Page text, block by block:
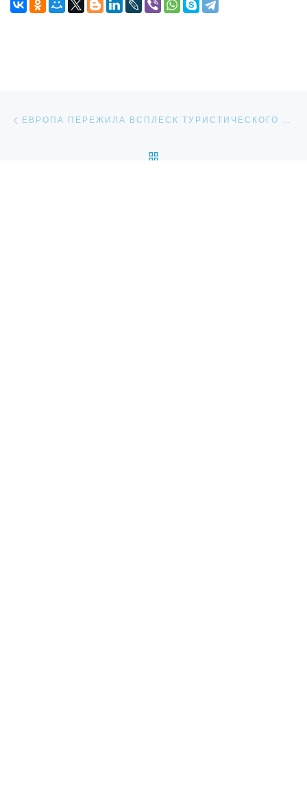
ЕВРОПА ПЕРЕЖИЛА ВСПЛЕСК ТУРИСТИЧЕСКОГО ИНТЕРЕСА В 2022 ГОДУ